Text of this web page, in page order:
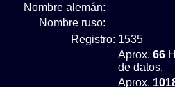
Nombre alemán:
Nombre ruso:
Registro: 1535
Aprox. 66
de datos.
Aprox.